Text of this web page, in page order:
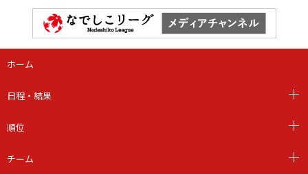
ホーム
日程・結果
順位
チーム